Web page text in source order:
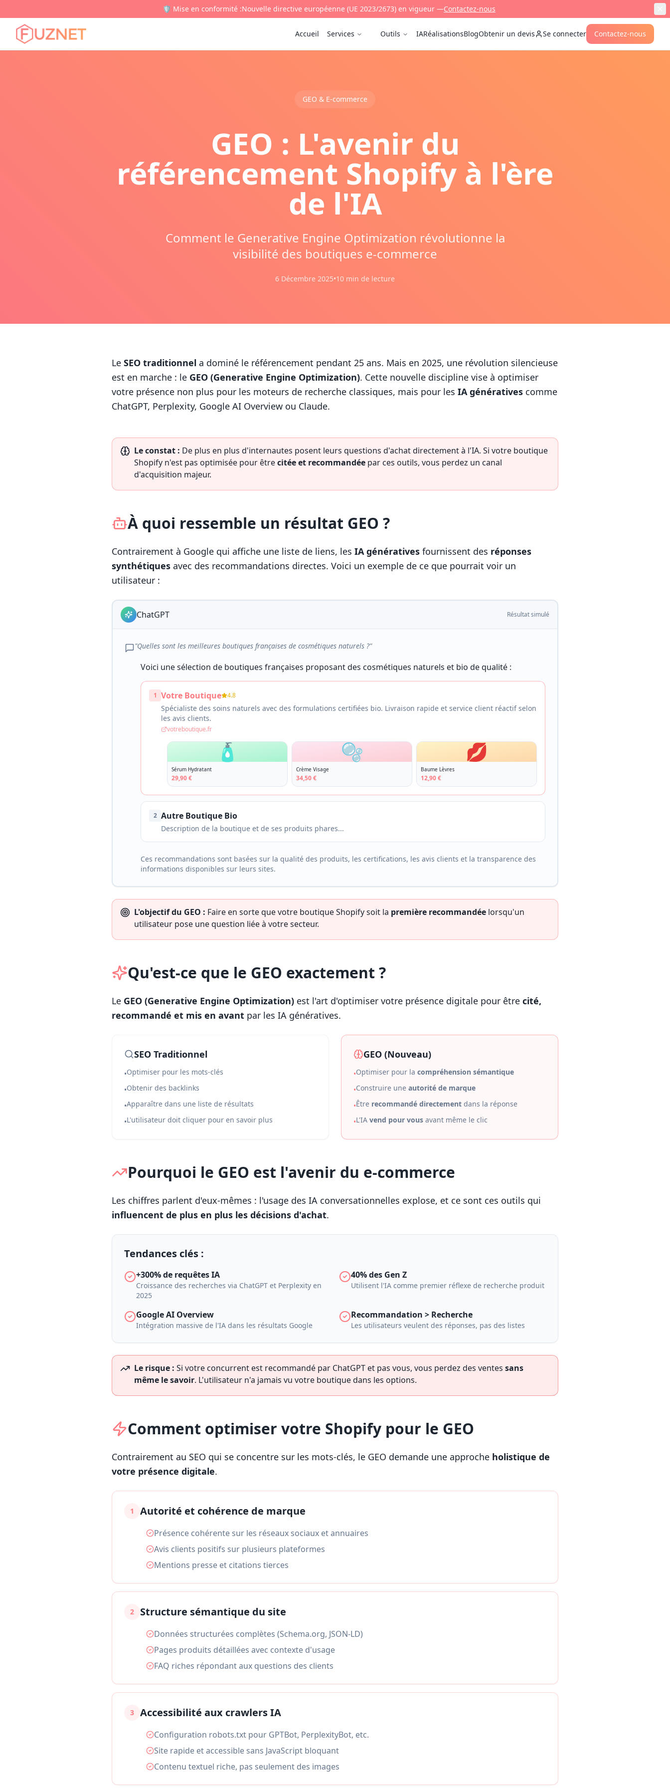
🛡️ Mise en conformité :Nouvelle directive européenne (UE 2023/2673) en vigueur —Contactez-nous
Accueil Services Outils IARéalisationsBlogObtenir un devis Se connecter Contactez-nous
GEO & E-commerce
GEO : L'avenir du
référencement Shopify à l'ère
de l'IA
Comment le Generative Engine Optimization révolutionne la
visibilité des boutiques e-commerce
6 Décembre 2025•10 min de lecture
Le SEO traditionnel a dominé le référencement pendant 25 ans. Mais en 2025, une révolution silencieuse
est en marche : le GEO (Generative Engine Optimization). Cette nouvelle discipline vise à optimiser
votre présence non plus pour les moteurs de recherche classiques, mais pour les IA génératives comme
ChatGPT, Perplexity, Google AI Overview ou Claude.
Le constat : De plus en plus d'internautes posent leurs questions d'achat directement à l'IA. Si votre boutique
Shopify n'est pas optimisée pour êtrecitée et recommandée par ces outils, vous perdez un canal
d'acquisition majeur.
À quoi ressemble un résultat GEO ?
Contrairement à Google qui affiche une liste de liens, les IA génératives fournissent des réponses
synthétiques avec des recommandations directes. Voici un exemple de ce que pourrait voir un
utilisateur :
ChatGPT Résultat simulé
"Quelles sont les meilleures boutiques françaises de cosmétiques naturels ?"
Voici une sélection de boutiques françaises proposant des cosmétiques naturels et bio de qualité :
1 Votre Boutique 4.8
Spécialiste des soins naturels avec des formulations certifiées bio. Livraison rapide et service client réactif selon
les avis clients.
votreboutique.fr
🧴
Sérum Hydratant
29,90 €
🫧
Crème Visage
34,50 €
💋
Baume Lèvres
12,90 €
2 Autre Boutique Bio
Description de la boutique et de ses produits phares...
Ces recommandations sont basées sur la qualité des produits, les certifications, les avis clients et la transparence des
informations disponibles sur leurs sites.
L'objectif du GEO : Faire en sorte que votre boutique Shopify soit la première recommandée lorsqu'un
utilisateur pose une question liée à votre secteur.
Qu'est-ce que le GEO exactement ?
Le GEO (Generative Engine Optimization) est l'art d'optimiser votre présence digitale pour être cité,
recommandé et mis en avant par les IA génératives.
SEO Traditionnel
•Optimiser pour les mots-clés
•Obtenir des backlinks
•Apparaître dans une liste de résultats
•L'utilisateur doit cliquer pour en savoir plus
GEO (Nouveau)
•Optimiser pour la compréhension sémantique
•Construire une autorité de marque
•Être recommandé directement dans la réponse
•L'IA vend pour vous avant même le clic
Pourquoi le GEO est l'avenir du e-commerce
Les chiffres parlent d'eux-mêmes : l'usage des IA conversationnelles explose, et ce sont ces outils qui
influencent de plus en plus les décisions d'achat.
Tendances clés :
+300% de requêtes IA
Croissance des recherches via ChatGPT et Perplexity en
2025
40% des Gen Z
Utilisent l'IA comme premier réflexe de recherche produit
Google AI Overview
Intégration massive de l'IA dans les résultats Google
Recommandation > Recherche
Les utilisateurs veulent des réponses, pas des listes
Le risque : Si votre concurrent est recommandé par ChatGPT et pas vous, vous perdez des ventes sans
même le savoir. L'utilisateur n'a jamais vu votre boutique dans les options.
Comment optimiser votre Shopify pour le GEO
Contrairement au SEO qui se concentre sur les mots-clés, le GEO demande une approche holistique de
votre présence digitale.
1 Autorité et cohérence de marque
Présence cohérente sur les réseaux sociaux et annuaires
Avis clients positifs sur plusieurs plateformes
Mentions presse et citations tierces
2 Structure sémantique du site
Données structurées complètes (Schema.org, JSON-LD)
Pages produits détaillées avec contexte d'usage
FAQ riches répondant aux questions des clients
3 Accessibilité aux crawlers IA
Configuration robots.txt pour GPTBot, PerplexityBot, etc.
Site rapide et accessible sans JavaScript bloquant
Contenu textuel riche, pas seulement des images